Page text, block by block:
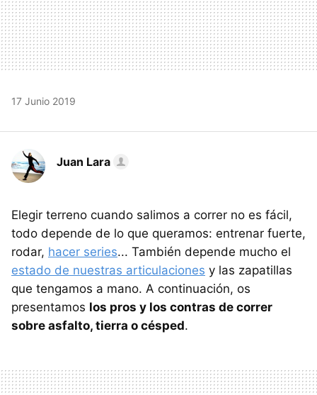
17 Junio 2019
Juan Lara
Elegir terreno cuando salimos a correr no es fácil,
todo depende de lo que queramos: entrenar fuerte,
rodar, hacer series... También depende mucho el
estado de nuestras articulaciones y las zapatillas
que tengamos a mano. A continuación, os
presentamos los pros y los contras de correr
sobre asfalto, tierra o césped.